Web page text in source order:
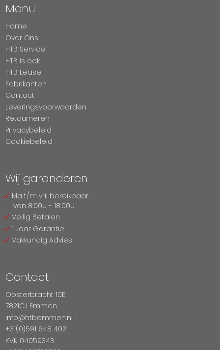
Menu
Home
Over Ons
HTB Service
HTB Is ook
HTB Lease
Fabrikanten
Contact
Leveringsvoorwaarden
Retourneren
Privacybeleid
Cookiebeleid
Wij garanderen
Ma t/m vrij bereikbaar
van 8:00u - 18:00u
Veilig Betalen
1 Jaar Garantie
Vakkundig Advies
Contact
Oosterbracht 10E
7821CJ Emmen
info@htbemmen.nl
+31(0)591 648 402
KVK 04059343